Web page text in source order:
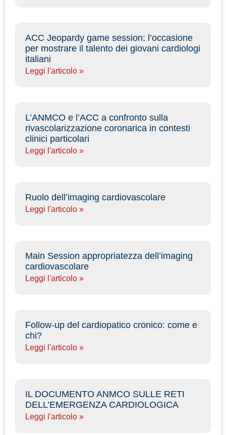
ACC Jeopardy game session: l’occasione
per mostrare il talento dei giovani cardiologi
italiani
Leggi l'articolo »
L’ANMCO e l’ACC a confronto sulla
rivascolarizzazione coronarica in contesti
clinici particolari
Leggi l'articolo »
Ruolo dell’imaging cardiovascolare
Leggi l'articolo »
Main Session appropriatezza dell’imaging
cardiovascolare
Leggi l'articolo »
Follow-up del cardiopatico cronico: come e
chi?
Leggi l'articolo »
IL DOCUMENTO ANMCO SULLE RETI
DELL’EMERGENZA CARDIOLOGICA
Leggi l'articolo »